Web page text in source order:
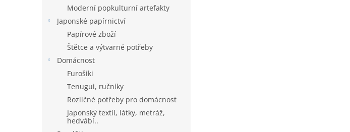
Moderní popkulturní artefakty
Japonské papírnictví
Papírové zboží
Štětce a výtvarné potřeby
Domácnost
Furošiki
Tenugui, ručníky
Rozličné potřeby pro domácnost
Japonský textil, látky, metráž,
hedvábí..